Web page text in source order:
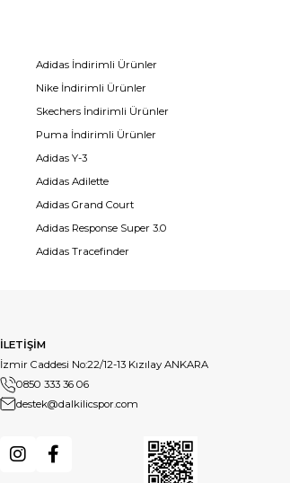
Adidas İndirimli Ürünler
Nike İndirimli Ürünler
Skechers İndirimli Ürünler
Puma İndirimli Ürünler
Adidas Y-3
Adidas Adilette
Adidas Grand Court
Adidas Response Super 3.0
Adidas Tracefinder
İLETİŞİM
İzmir Caddesi No:22/12-13 Kızılay ANKARA
0850 333 36 06
destek@dalkilicspor.com